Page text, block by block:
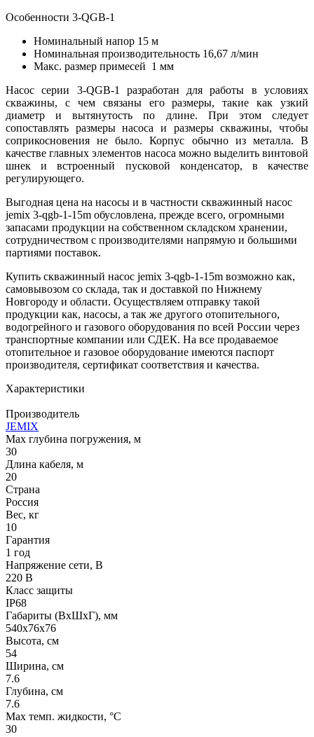
Особенности 3-QGB-1
Номинальный напор 15 м
Номинальная производительность 16,67 л/мин
Макс. размер примесей 1 мм
Насос серии 3-QGB-1 разработан для работы в условиях
скважины, с чем связаны его размеры, такие как узкий
диаметр и вытянутость по длине. При этом следует
сопоставлять размеры насоса и размеры скважины, чтобы
соприкосновения не было. Корпус обычно из металла. В
качестве главных элементов насоса можно выделить винтовой
шнек и встроенный пусковой конденсатор, в качестве
регулирующего.
Выгодная цена на насосы и в частности скважинный насос
jemix 3-qgb-1-15m обусловлена, прежде всего, огромными
запасами продукции на собственном складском хранении,
сотрудничеством с производителями напрямую и большими
партиями поставок.
Купить скважинный насос jemix 3-qgb-1-15m возможно как,
самовывозом со склада, так и доставкой по Нижнему
Новгороду и области. Осуществляем отправку такой
продукции как, насосы, а так же другого отопительного,
водогрейного и газового оборудования по всей России через
транспортные компании или СДЕК. На все продаваемое
отопительное и газовое оборудование имеются паспорт
производителя, сертификат соответствия и качества.
Характеристики
Производитель
JEMIX
Max глубина погружения, м
30
Длина кабеля, м
20
Страна
Россия
Вес, кг
10
Гарантия
1 год
Напряжение сети, В
220 В
Класс защиты
IP68
Габариты (ВхШхГ), мм
540х76х76
Высота, см
54
Ширина, см
7.6
Глубина, см
7.6
Max темп. жидкости, °С
30